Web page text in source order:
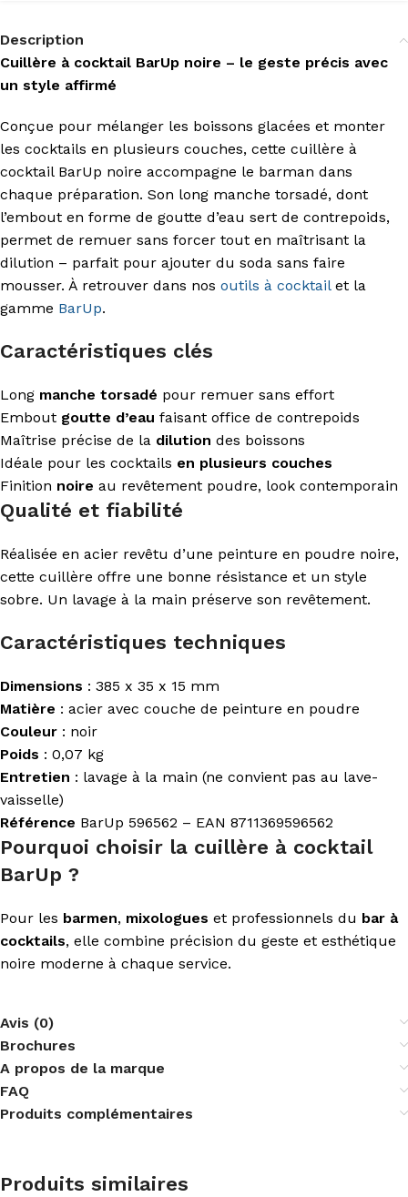
Description
Cuillère à cocktail BarUp noire – le geste précis avec
un style affirmé
Conçue pour mélanger les boissons glacées et monter
les cocktails en plusieurs couches, cette cuillère à
cocktail BarUp noire accompagne le barman dans
chaque préparation. Son long manche torsadé, dont
l’embout en forme de goutte d’eau sert de contrepoids,
permet de remuer sans forcer tout en maîtrisant la
dilution – parfait pour ajouter du soda sans faire
mousser. À retrouver dans nos outils à cocktailet la
gamme BarUp.
Caractéristiques clés
Long manche torsadé pour remuer sans effort
Embout goutte d’eau faisant office de contrepoids
Maîtrise précise de la dilution des boissons
Idéale pour les cocktails en plusieurs couches
Finition noire au revêtement poudre, look contemporain
Qualité et fiabilité
Réalisée en acier revêtu d’une peinture en poudre noire,
cette cuillère offre une bonne résistance et un style
sobre. Un lavage à la main préserve son revêtement.
Caractéristiques techniques
Dimensions : 385 x 35 x 15 mm
Matière : acier avec couche de peinture en poudre
Couleur : noir
Poids : 0,07 kg
Entretien : lavage à la main (ne convient pas au lave-
vaisselle)
Référence BarUp 596562 – EAN 8711369596562
Pourquoi choisir la cuillère à cocktail
BarUp ?
Pour les barmen, mixologues et professionnels du bar à
cocktails, elle combine précision du geste et esthétique
noire moderne à chaque service.
Avis (0)
Brochures
A propos de la marque
FAQ
Produits complémentaires
Produits similaires